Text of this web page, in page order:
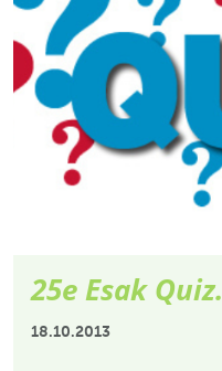
25e Esak Quiz.
18.10.2013